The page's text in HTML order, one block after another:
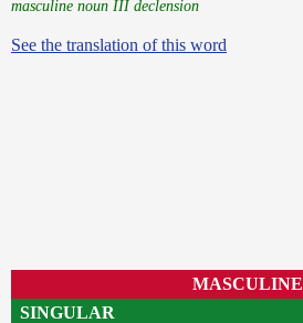
masculine noun III declension
See the translation of this word
MASCULINE
SINGULAR